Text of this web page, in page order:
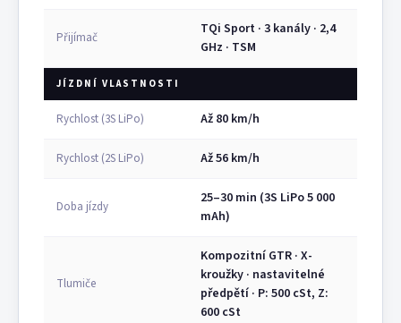
Přijímač
TQi Sport · 3 kanály · 2,4
GHz · TSM
JÍZDNÍ VLASTNOSTI
Rychlost (3S LiPo) Až 80 km/h
Rychlost (2S LiPo) Až 56 km/h
Doba jízdy
25–30 min (3S LiPo 5 000
mAh)
Tlumiče
Kompozitní GTR · X-
kroužky · nastavitelné
předpětí · P: 500 cSt, Z:
600 cSt